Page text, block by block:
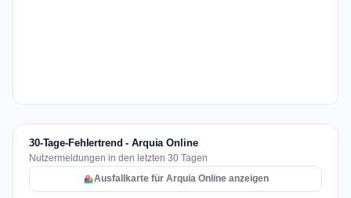
30-Tage-Fehlertrend - Arquia Online
Nutzermeldungen in den letzten 30 Tagen
Ausfallkarte für Arquia Online anzeigen